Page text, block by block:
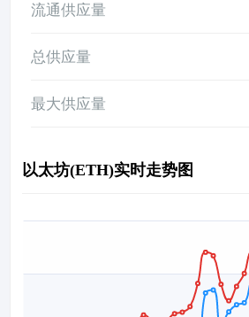
流通供应量
总供应量
最大供应量
以太坊(ETH)实时走势图